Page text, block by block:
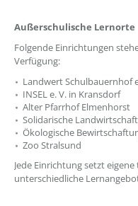
Außerschulische Lernorte
Folgende Einrichtungen
Verfügung:
Landwert Schulbauernhof
INSEL e. V. in Kransdorf
Alter Pfarrhof Elmenhorst
Solidarische
Ökologische
Zoo Stralsund
Jede Einrichtung setzt
unterschiedliche